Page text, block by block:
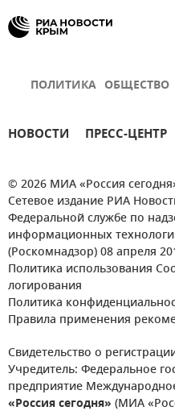
ПОЛИТИКА ОБЩЕСТВО
НОВОСТИ ПРЕСС-ЦЕНТР
© 2026 МИА «Россия
Сетевое издание РИА
Федеральной службе по
информационных
(Роскомнадзор) 08 апреля
Политика использования
логирования
Политика
Правила применения
Свидетельство о
Учредитель: Федеральное
предприятие
«Россия сегодня» (МИА